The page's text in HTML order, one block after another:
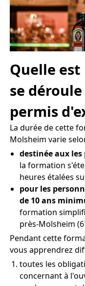
Quelle
se
permis
La durée de cette
Molsheim varie
destinée aux les
la formation
heures étalées
pour les
de 10 ans
formation
près-Molsheim
Pendant cette
vous apprendrez
toutes les
concernant à